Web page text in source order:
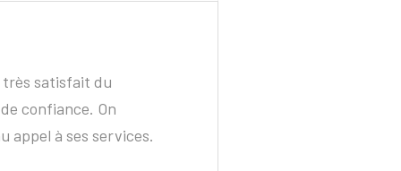
satisfait du
confiance. On
appel à ses services.